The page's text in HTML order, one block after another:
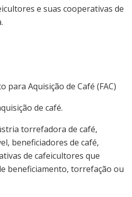
e suas cooperativas de
para Aquisição de Café (FAC)
de café.
torrefadora de café,
beneficiadores de café,
de cafeicultores que
beneficiamento, torrefação ou